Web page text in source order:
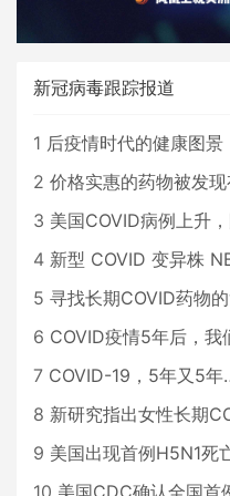
新冠病毒跟踪报道
1 后疫情时代的健康图景
2 价格实惠的药物被发
3 美国COVID病例上升
4 新型 COVID 变异株
5 寻找长期COVID药物
6 COVID疫情5年后，我们
7 COVID-19，5年又5
8 新研究指出女性长期
9 美国出现首例H5N1死